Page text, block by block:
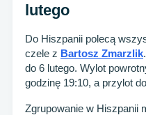
lutego
Do Hiszpanii polecą
czele z Bartosz Zmarzlik
do 6 lutego. Wylot
godzinę 19:10, a przylot
Zgrupowanie w Hiszpanii